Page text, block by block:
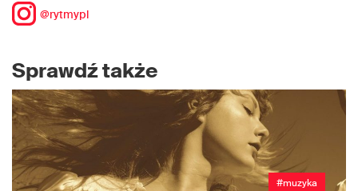
@rytmypl
Sprawdź także
#muzyka